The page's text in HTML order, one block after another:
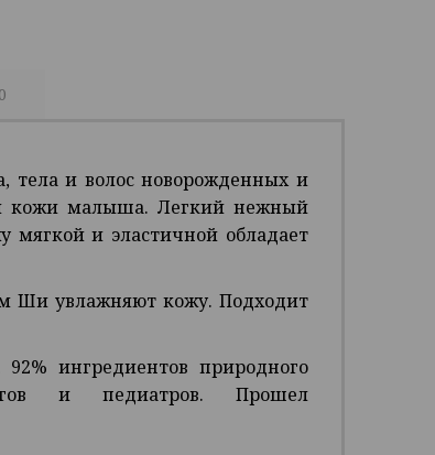
0
тела и волос новорожденных и
кожи малыша. Легкий нежный
мягкой и эластичной обладает
Ши увлажняют кожу. Подходит
ингредиентов природного
и педиатров. Прошел